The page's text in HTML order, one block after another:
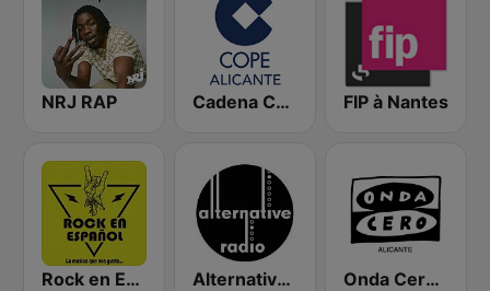
NRJ RAP Cadena COPE Alicante FIP à Nantes
Rock en Español Radio Alternative Radio Onda Cero Alicante